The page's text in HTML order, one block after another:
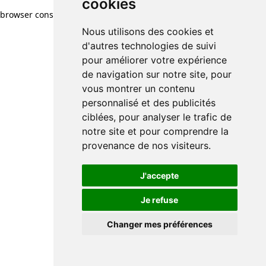
cookies
Nous utilisons des cookies et
d'autres technologies de suivi
pour améliorer votre expérience
de navigation sur notre site, pour
vous montrer un contenu
personnalisé et des publicités
ciblées, pour analyser le trafic de
notre site et pour comprendre la
provenance de nos visiteurs.
J'accepte
Je refuse
Changer mes préférences
browser console for more information)